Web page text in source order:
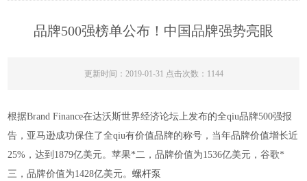
品牌500强榜单公布！中国品牌强势亮眼
更新时间：2019-01-31 点击次数：1144
根据Brand Finance在达沃斯世界经济论坛上发布的全qiu品牌500强报
告，亚马逊成功保住了全qiu有价值品牌的称号，当年品牌价值增长近
25%，达到1879亿美元。苹果*二，品牌价值为1536亿美元，谷歌*
三，品牌价值为1428亿美元。螺杆泵